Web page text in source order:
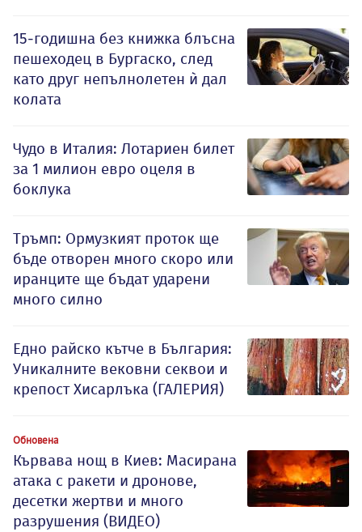
15-годишна без книжка блъсна
пешеходец в Бургаско, след
като друг непълнолетен ѝ дал
колата
Чудо в Италия: Лотариен билет
за 1 милион евро оцеля в
боклука
Тръмп: Ормузкият проток ще
бъде отворен много скоро или
иранците ще бъдат ударени
много силно
Едно райско кътче в България:
Уникалните вековни секвои и
крепост Хисарлъка (ГАЛЕРИЯ)
Обновена
Кървава нощ в Киев: Масирана
атака с ракети и дронове,
десетки жертви и много
разрушения (ВИДЕО)